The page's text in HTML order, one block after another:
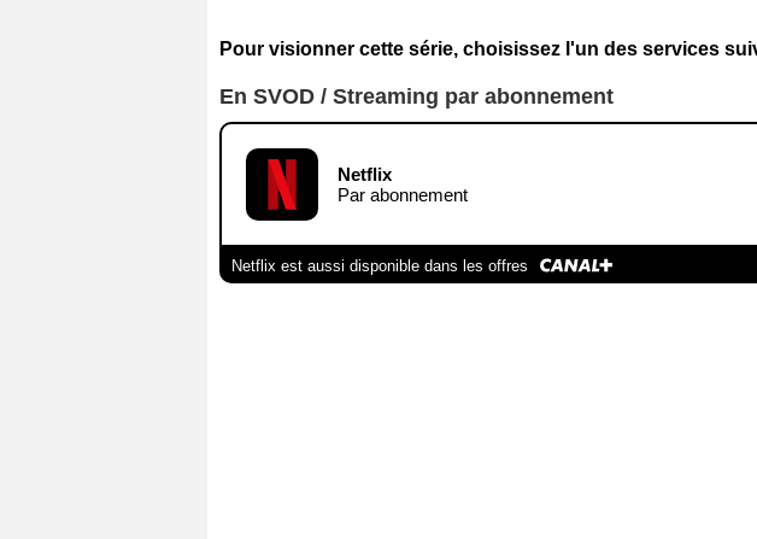
Pour visionner cette série, choisissez l'un des services
En SVOD / Streaming par abonnement
Netflix
Par abonnement
Netflix est aussi disponible dans les offres